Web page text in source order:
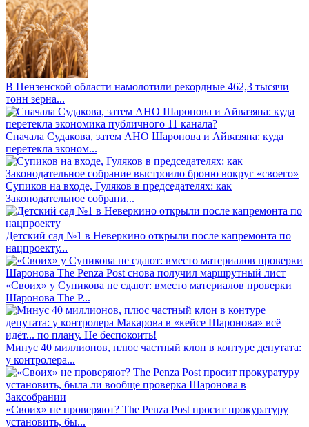
В Пензенской области намолотили рекордные 462,3 тысячи
тонн зерна...
Сначала Судакова, затем АНО Шаронова и Айвазяна: куда
перетекла эконом...
Супиков на входе, Гуляков в председателях: как
Законодательное собрани...
Детский сад №1 в Неверкино открыли после капремонта по
нацпроекту...
«Своих» у Супикова не сдают: вместо материалов проверки
Шаронова The P...
Минус 40 миллионов, плюс частный клон в контуре депутата:
у контролера...
«Своих» не проверяют? The Penza Post просит прокуратуру
установить, бы...